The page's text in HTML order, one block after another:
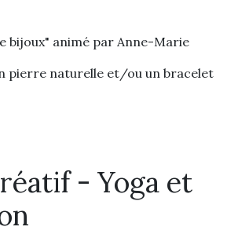
bijoux" animé par Anne-Marie
pierre naturelle et/ou un bracelet
- Yoga et